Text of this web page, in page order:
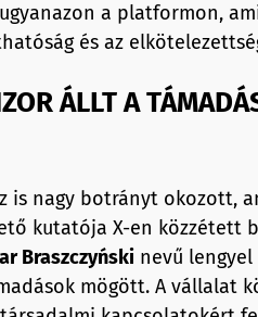
a platformon,
és az
ÁLLT A
is nagy botrányt okozott,
kutatója X-en közzétett
Braszczyńskinevű lengyel
mögött. A vállalat